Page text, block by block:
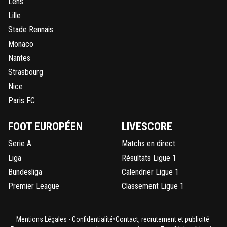
Lille
Stade Rennais
Monaco
Nantes
Strasbourg
Nice
Paris FC
FOOT EUROPÉEN
Serie A
Liga
Bundesliga
Premier League
LIVESCORE
Matchs en direct
Résultats Ligue 1
Calendrier Ligue 1
Classement Ligue 1
Mentions Légales - Confidentialité•Contact, recrutement et publicité